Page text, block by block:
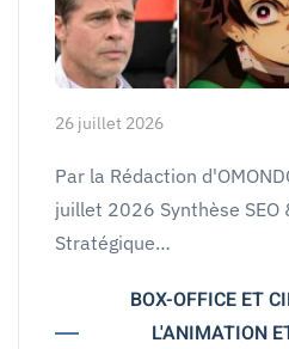
26 juillet 2026
Par la Rédaction
juillet 2026 Synthèse SEO
Stratégique…
BOX-OFFICE ET
L'ANIMATION